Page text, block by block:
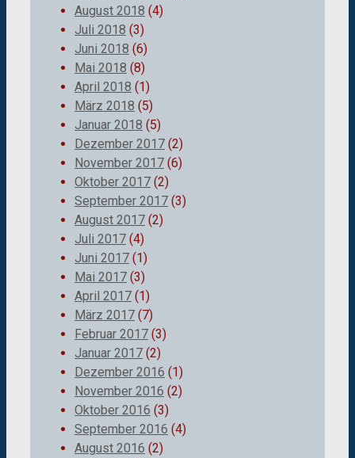
August 2018 (4)
Juli 2018 (3)
Juni 2018 (6)
Mai 2018 (8)
April 2018 (1)
März 2018 (5)
Januar 2018 (5)
Dezember 2017 (2)
November 2017 (6)
Oktober 2017 (2)
September 2017 (3)
August 2017 (2)
Juli 2017 (4)
Juni 2017 (1)
Mai 2017 (3)
April 2017 (1)
März 2017 (7)
Februar 2017 (3)
Januar 2017 (2)
Dezember 2016 (1)
November 2016 (2)
Oktober 2016 (3)
September 2016 (4)
August 2016 (2)